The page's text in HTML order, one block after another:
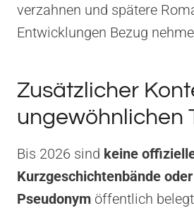
verzahnen und spätere
Entwicklungen Bezug
Zusätzlicher
ungewöhnlichen
Bis 2026 sind keine
Kurzgeschichtenbände
Pseudonym öffentlich